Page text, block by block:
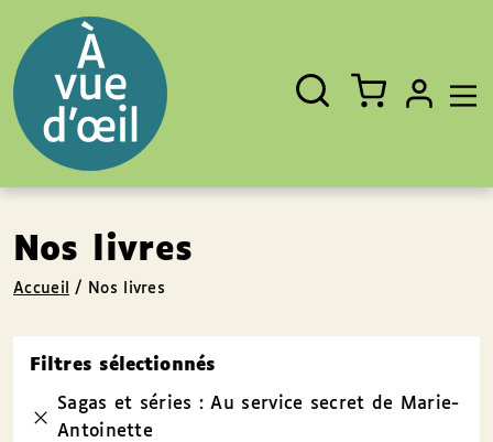
Fermer
Rechercher
un
livre,
un
auteur,
un
EAN
Nos livres
Accueil / Nos livres
Filtres sélectionnés
Sagas et séries : Au service secret de Marie-
Antoinette